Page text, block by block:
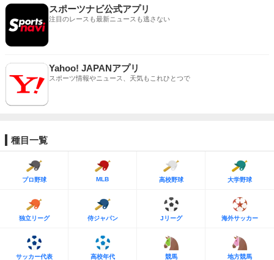
スポーツナビ公式アプリ
注目のレースも最新ニュースも逃さない
Yahoo! JAPANアプリ
スポーツ情報やニュース、天気もこれひとつで
種目一覧
プロ野球 MLB 高校野球 大学野球
独立リーグ 侍ジャパン Jリーグ 海外サッカー
サッカー代表 高校年代 競馬 地方競馬